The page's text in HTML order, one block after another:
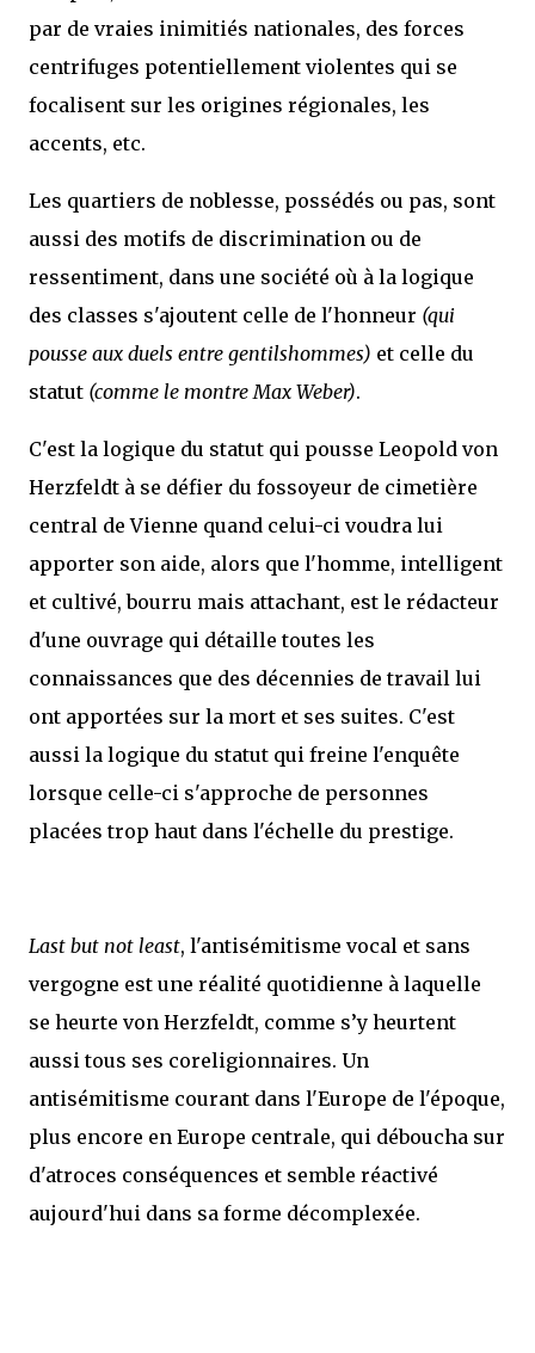
par de vraies inimitiés nationales, des forces
centrifuges potentiellement violentes qui se
focalisent sur les origines régionales, les
accents, etc.
Les quartiers de noblesse, possédés ou pas, sont
aussi des motifs de discrimination ou de
ressentiment, dans une société où à la logique
des classes s'ajoutent celle de l'honneur (qui
pousse aux duels entre gentilshommes) et celle du
statut (comme le montre Max Weber).
C'est la logique du statut qui pousse Leopold von
Herzfeldt à se défier du fossoyeur de cimetière
central de Vienne quand celui-ci voudra lui
apporter son aide, alors que l'homme, intelligent
et cultivé, bourru mais attachant, est le rédacteur
d'une ouvrage qui détaille toutes les
connaissances que des décennies de travail lui
ont apportées sur la mort et ses suites. C'est
aussi la logique du statut qui freine l'enquête
lorsque celle-ci s'approche de personnes
placées trop haut dans l'échelle du prestige.
Last but not least, l'antisémitisme vocal et sans
vergogne est une réalité quotidienne à laquelle
se heurte von Herzfeldt, comme s’y heurtent
aussi tous ses coreligionnaires. Un
antisémitisme courant dans l'Europe de l'époque,
plus encore en Europe centrale, qui déboucha sur
d'atroces conséquences et semble réactivé
aujourd'hui dans sa forme décomplexée.